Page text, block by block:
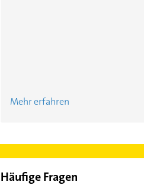
Mehr erfahren
Häufige Fragen